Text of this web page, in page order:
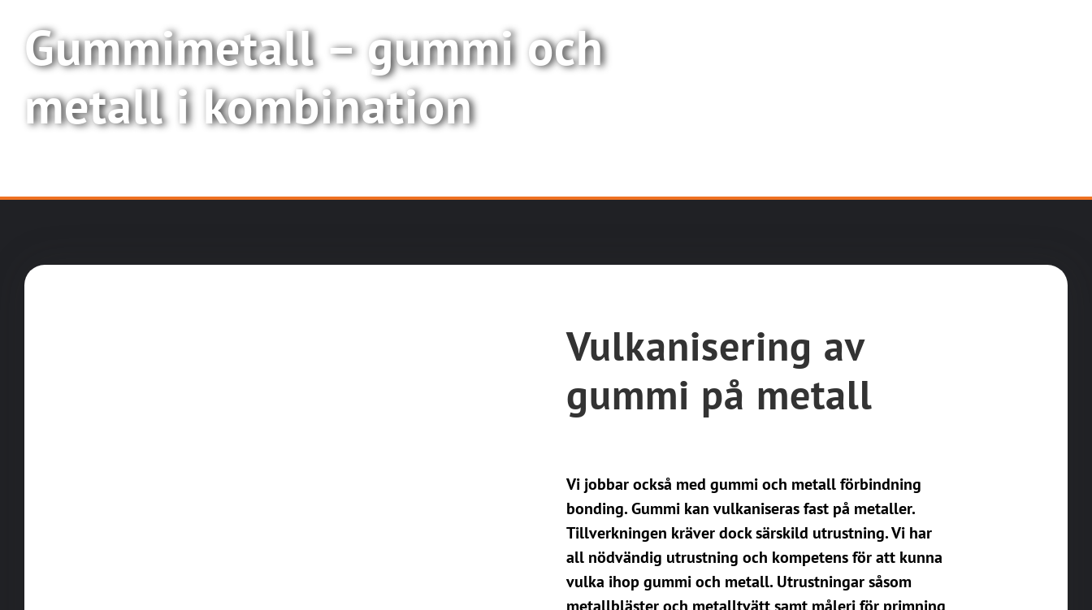
Gummimetall – gummi och
metall i kombination
Vulkanisering av
gummi på metall
Vi jobbar också med gummi och metall förbindning
bonding. Gummi kan vulkaniseras fast på metaller.
Tillverkningen kräver dock särskild utrustning. Vi har
all nödvändig utrustning och kompetens för att kunna
vulka ihop gummi och metall. Utrustningar såsom
metallbläster och metalltvätt samt måleri för primning